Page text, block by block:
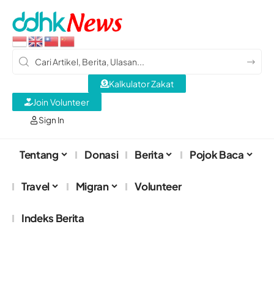
Sign In
Kalkulator Zakat
Join Volunteer
Tentang Donasi Berita Pojok Baca
Travel Migran Volunteer
Indeks Berita